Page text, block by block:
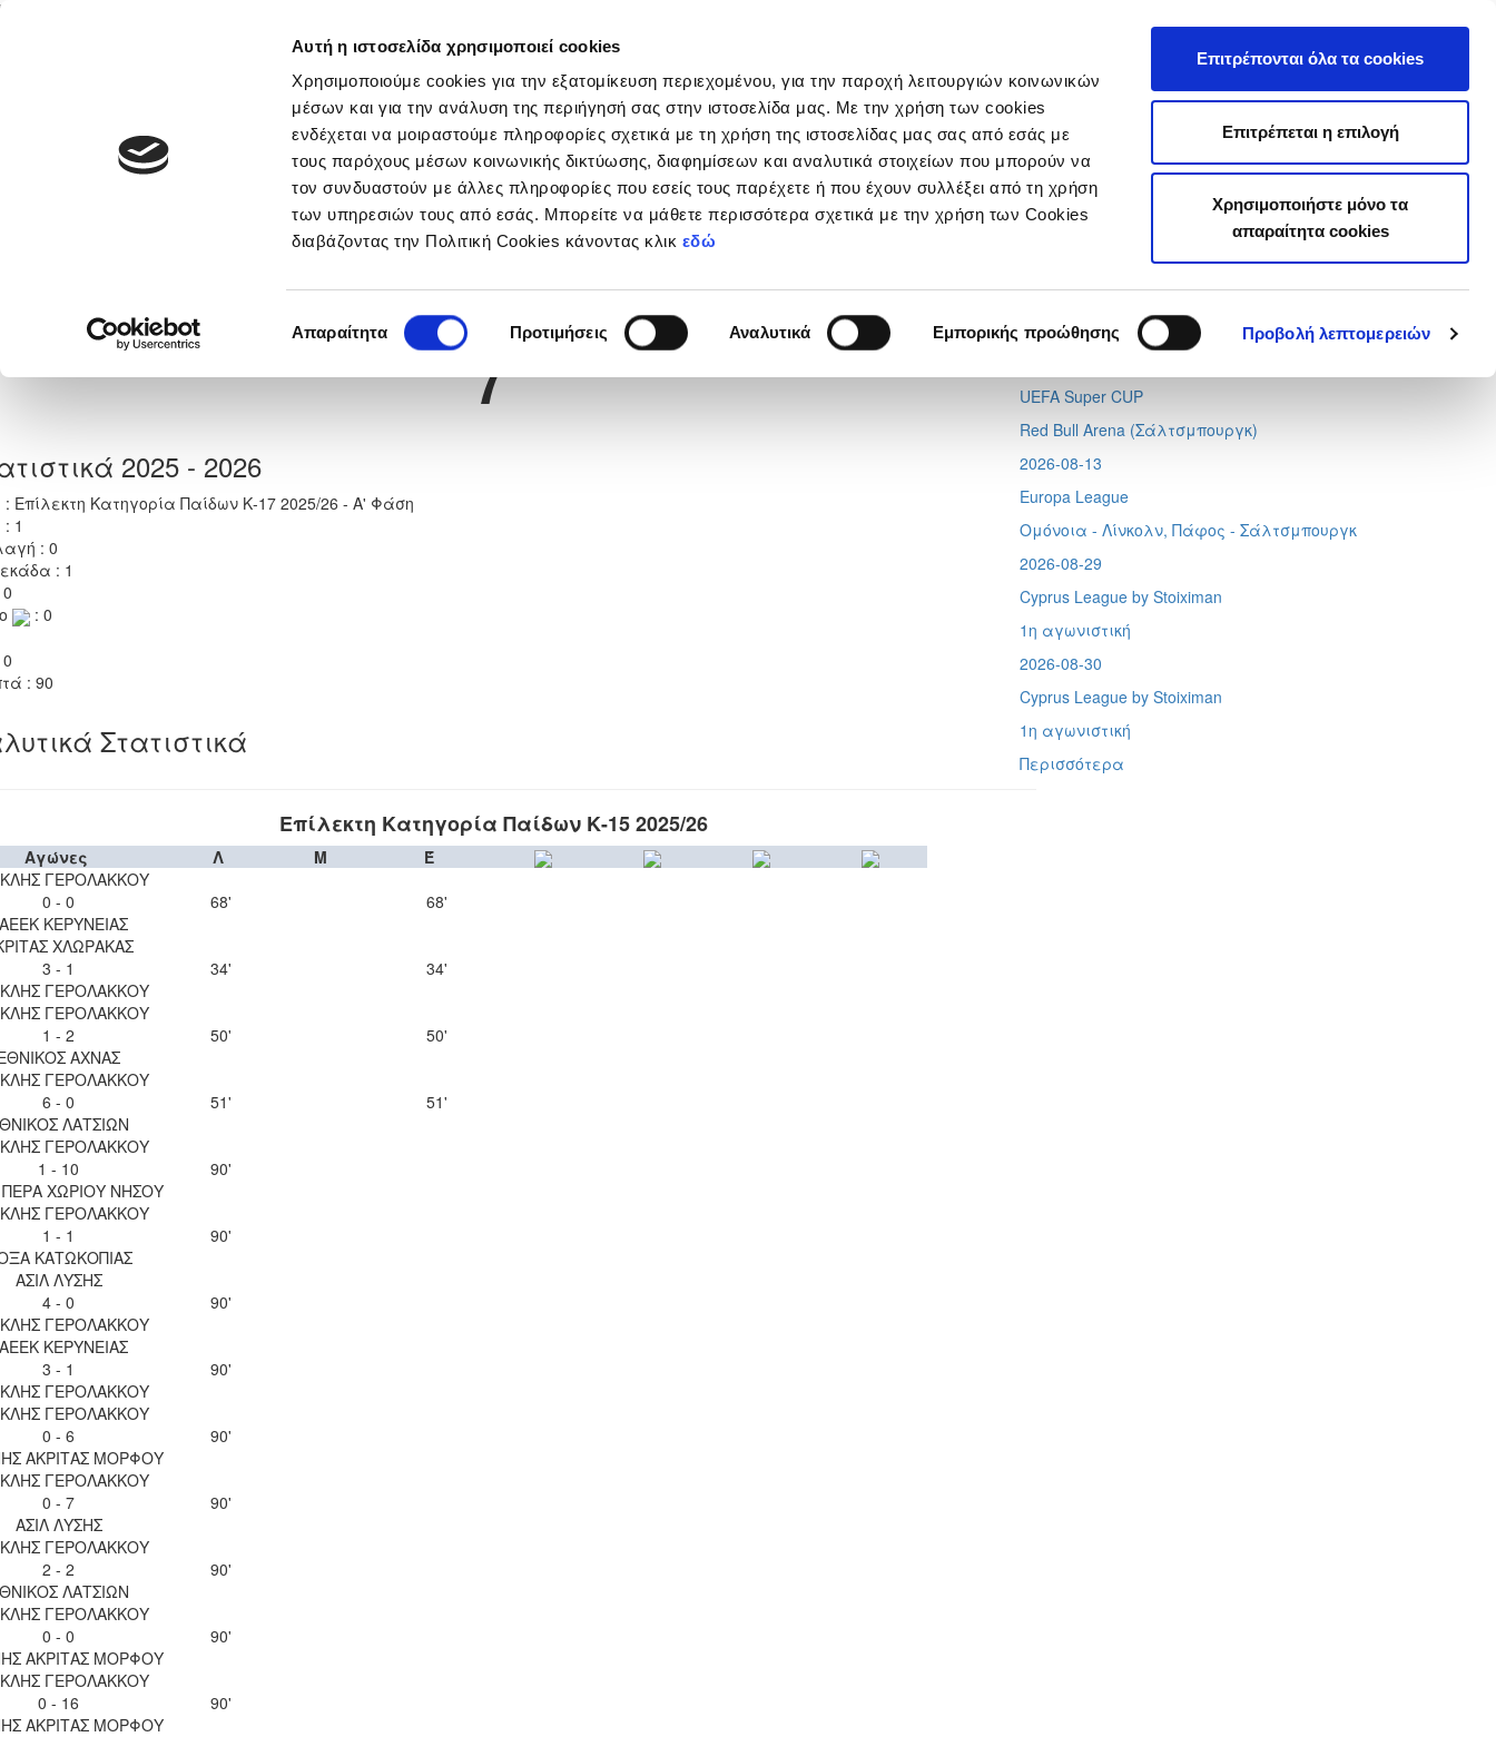
Αυτή η ιστοσελίδα χρησιμοποιεί cookies
Χρησιμοποιούμε cookies για την εξατομίκευση περιεχομένου, για την παροχή λειτουργιών κοινωνικών
μέσων και για την ανάλυση της περιήγησή σας στην ιστοσελίδα μας. Με την χρήση των cookies
ενδέχεται να μοιραστούμε πληροφορίες σχετικά με τη χρήση της ιστοσελίδας μας σας από εσάς με
τους παρόχους μέσων κοινωνικής δικτύωσης, διαφημίσεων και αναλυτικά στοιχείων που μπορούν να
τον συνδυαστούν με άλλες πληροφορίες που εσείς τους παρέχετε ή που έχουν συλλέξει από τη χρήση
των υπηρεσιών τους από εσάς. Μπορείτε να μάθετε περισσότερα σχετικά με την χρήση των Cookies
διαβάζοντας την Πολιτική Cookies κάνοντας κλικ εδώ
συγκατάθεσης
Απαραίτητα Προτιμήσεις Αναλυτικά Εμπορικής προώθησης Προβολή λεπτομερειών
Επιτρέπονται όλα τα cookies
Επιτρέπεται η επιλογή
Χρησιμοποιήστε μόνο τα
απαραίτητα cookies
Νέα & Πληροφορίες Εθνικές Ομάδες Διοργανώσεις
Previous Next
CHRIS DSOUZA
Νούμερο Φανέλας
7
2025 - 2026
: Επίλεκτη Κατηγορία Παίδων Κ-17 2025/26 - Α' Φάση
1
: 0
: 1
: 0
: 90
Στατιστικά
Επίλεκτη Κατηγορία Παίδων Κ-15 2025/26
Αγώνες Λ Μ
Έ
ΓΕΡΟΛΑΚΚΟΥ
0 - 0
ΚΕΡΥΝΕΙΑΣ
68'
68'
ΧΛΩΡΑΚΑΣ
3 - 1
ΓΕΡΟΛΑΚΚΟΥ
34'
34'
ΓΕΡΟΛΑΚΚΟΥ
1 - 2
ΑΧΝΑΣ
50'
50'
ΓΕΡΟΛΑΚΚΟΥ
6 - 0
ΛΑΤΣΙΩΝ
51'
51'
ΓΕΡΟΛΑΚΚΟΥ
1 - 10
ΧΩΡΙΟΥ ΝΗΣΟΥ
90'
ΓΕΡΟΛΑΚΚΟΥ
1 - 1
ΚΑΤΩΚΟΠΙΑΣ
90'
ΑΣΙΛ ΛΥΣΗΣ
4 - 0
ΓΕΡΟΛΑΚΚΟΥ
90'
ΚΕΡΥΝΕΙΑΣ
3 - 1
ΓΕΡΟΛΑΚΚΟΥ
90'
ΓΕΡΟΛΑΚΚΟΥ
0 - 6
ΑΚΡΙΤΑΣ ΜΟΡΦΟΥ
90'
ΓΕΡΟΛΑΚΚΟΥ
0 - 7
ΑΣΙΛ ΛΥΣΗΣ
90'
ΓΕΡΟΛΑΚΚΟΥ
2 - 2
ΛΑΤΣΙΩΝ
90'
ΓΕΡΟΛΑΚΚΟΥ
0 - 0
ΑΚΡΙΤΑΣ ΜΟΡΦΟΥ
90'
ΓΕΡΟΛΑΚΚΟΥ
0 - 16
ΑΚΡΙΤΑΣ ΜΟΡΦΟΥ
90'
Tweets by CyprusFA
Προσεχή γεγονότα
Conference League
Απόλλων - Μπραν
UEFA Super CUP
Red Bull Arena (Σάλτσμπουργκ)
2026-08-13
Europa League
Ομόνοια - Λίνκολν, Πάφος - Σάλτσμπουργκ
2026-08-29
Cyprus League by Stoiximan
1η αγωνιστική
2026-08-30
Cyprus League by Stoiximan
1η αγωνιστική
Περισσότερα